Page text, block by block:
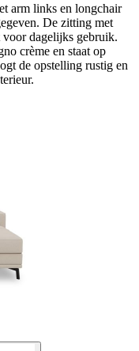
arm links en longchair
De zitting met
dagelijks gebruik.
crème en staat op
de opstelling rustig en